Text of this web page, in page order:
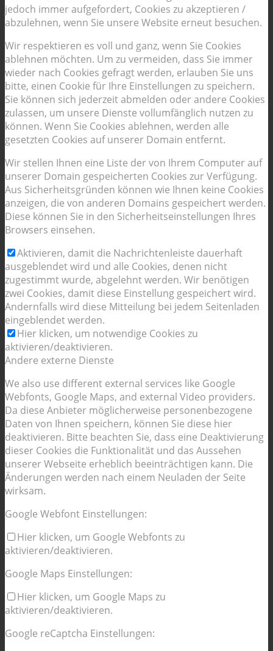
jedoch immer aufgefordert, Cookies zu akzeptieren /
abzulehnen, wenn Sie unsere Website erneut besuchen.
Wir respektieren es voll und ganz, wenn Sie Cookies
ablehnen möchten. Um zu vermeiden, dass Sie immer
wieder nach Cookies gefragt werden, erlauben Sie uns
bitte, einen Cookie für Ihre Einstellungen zu speichern.
Sie können sich jederzeit abmelden oder andere Cookies
zulassen, um unsere Dienste vollumfänglich nutzen zu
können. Wenn Sie Cookies ablehnen, werden alle
gesetzten Cookies auf unserer Domain entfernt.
Wir stellen Ihnen eine Liste der von Ihrem Computer auf
unserer Domain gespeicherten Cookies zur Verfügung.
Aus Sicherheitsgründen können wie Ihnen keine Cookies
anzeigen, die von anderen Domains gespeichert werden.
Diese können Sie in den Sicherheitseinstellungen Ihres
Browsers einsehen.
Aktivieren, damit die Nachrichtenleiste dauerhaft
ausgeblendet wird und alle Cookies, denen nicht
zugestimmt wurde, abgelehnt werden. Wir benötigen
zwei Cookies, damit diese Einstellung gespeichert wird.
Andernfalls wird diese Mitteilung bei jedem Seitenladen
eingeblendet werden.
Hier klicken, um notwendige Cookies zu
aktivieren/deaktivieren.
Andere externe Dienste
We also use different external services like Google
Webfonts, Google Maps, and external Video providers.
Da diese Anbieter möglicherweise personenbezogene
Daten von Ihnen speichern, können Sie diese hier
deaktivieren. Bitte beachten Sie, dass eine Deaktivierung
dieser Cookies die Funktionalität und das Aussehen
unserer Webseite erheblich beeinträchtigen kann. Die
Änderungen werden nach einem Neuladen der Seite
wirksam.
Google Webfont Einstellungen:
Hier klicken, um Google Webfonts zu
aktivieren/deaktivieren.
Google Maps Einstellungen:
Hier klicken, um Google Maps zu
aktivieren/deaktivieren.
Google reCaptcha Einstellungen: